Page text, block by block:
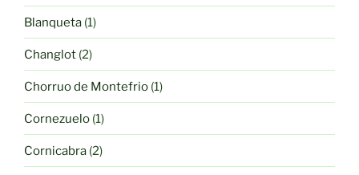
producto
Blanqueta 11
producto
Changlot 22
productos
Chorruo de Montefrio 11
producto
Cornezuelo 11
producto
Cornicabra 22
productos